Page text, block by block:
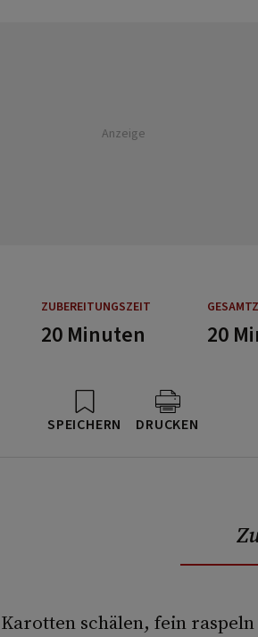
Anzeige
ZUBEREITUNGSZEIT
20 Minuten 20
SPEICHERN DRUCKEN
Karotten schälen, fein